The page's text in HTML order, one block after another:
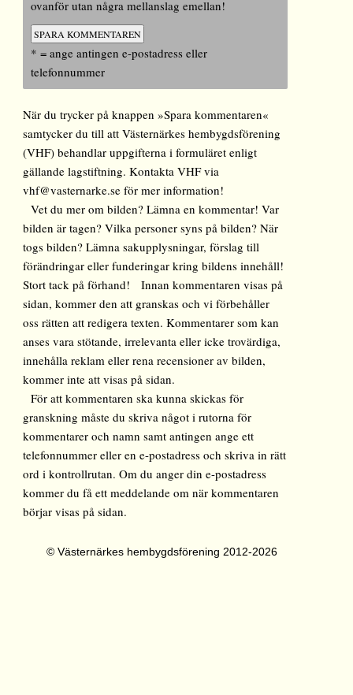
ovanför utan några mellanslag emellan!
* = ange antingen e-postadress eller
telefonnummer
När du trycker på knappen »Spara kommentaren«
samtycker du till att Västernärkes hembygdsförening
(VHF) behandlar uppgifterna i formuläret enligt
gällande lagstiftning. Kontakta VHF via
vhf@vasternarke.se för mer information!
Vet du mer om bilden? Lämna en kommentar! Var
bilden är tagen? Vilka personer syns på bilden? När
togs bilden? Lämna sakupplysningar, förslag till
förändringar eller funderingar kring bildens innehåll!
Stort tack på förhand! Innan kommentaren visas på
sidan, kommer den att granskas och vi förbehåller
oss rätten att redigera texten. Kommentarer som kan
anses vara stötande, irrelevanta eller icke trovärdiga,
innehålla reklam eller rena recensioner av bilden,
kommer inte att visas på sidan.
För att kommentaren ska kunna skickas för
granskning måste du skriva något i rutorna för
kommentarer och namn samt antingen ange ett
telefonnummer eller en e-postadress och skriva in rätt
ord i kontrollrutan. Om du anger din e-postadress
kommer du få ett meddelande om när kommentaren
börjar visas på sidan.
© Västernärkes hembygdsförening 2012-2026